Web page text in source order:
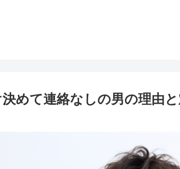
決めて連絡なしの男の理由